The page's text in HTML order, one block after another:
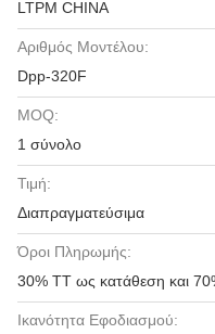
LTPM CHINA
Αριθμός Μοντέλου:
Dpp-320F
MOQ:
1 σύνολο
Τιμή:
Διαπραγματεύσιμα
Όροι Πληρωμής:
30% TT ως κατάθεση και
Ικανότητα Εφοδιασμού: